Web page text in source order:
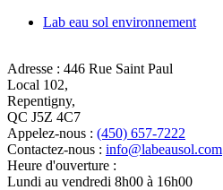
Lab eau sol environnement
Adresse : 446 Rue Saint Paul
Local 102,
Repentigny,
QC J5Z 4C7
Appelez-nous : (450) 657-7222
Contactez-nous : info@labeausol.com
Heure d'ouverture :
Lundi au vendredi 8h00 à 16h00